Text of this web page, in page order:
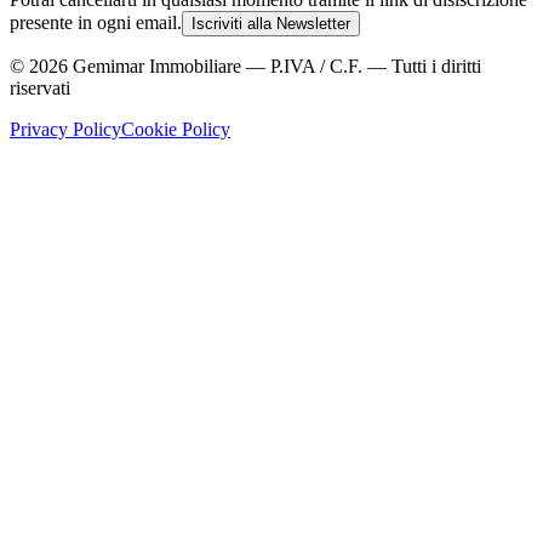
presente in ogni email.
Iscriviti alla Newsletter
© 2026 Gemimar Immobiliare — P.IVA / C.F. — Tutti i diritti
riservati
Privacy PolicyCookie Policy